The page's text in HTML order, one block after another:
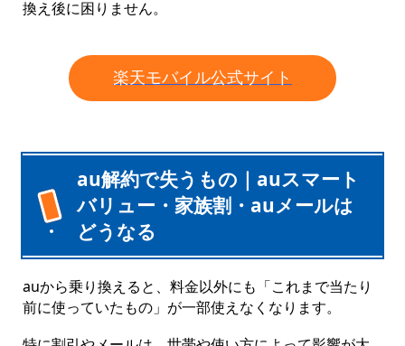
換え後に困りません。
楽天モバイル公式サイト
au解約で失うもの｜auスマート
バリュー・家族割・auメールは
どうなる
auから乗り換えると、料金以外にも「これまで当たり
前に使っていたもの」が一部使えなくなります。